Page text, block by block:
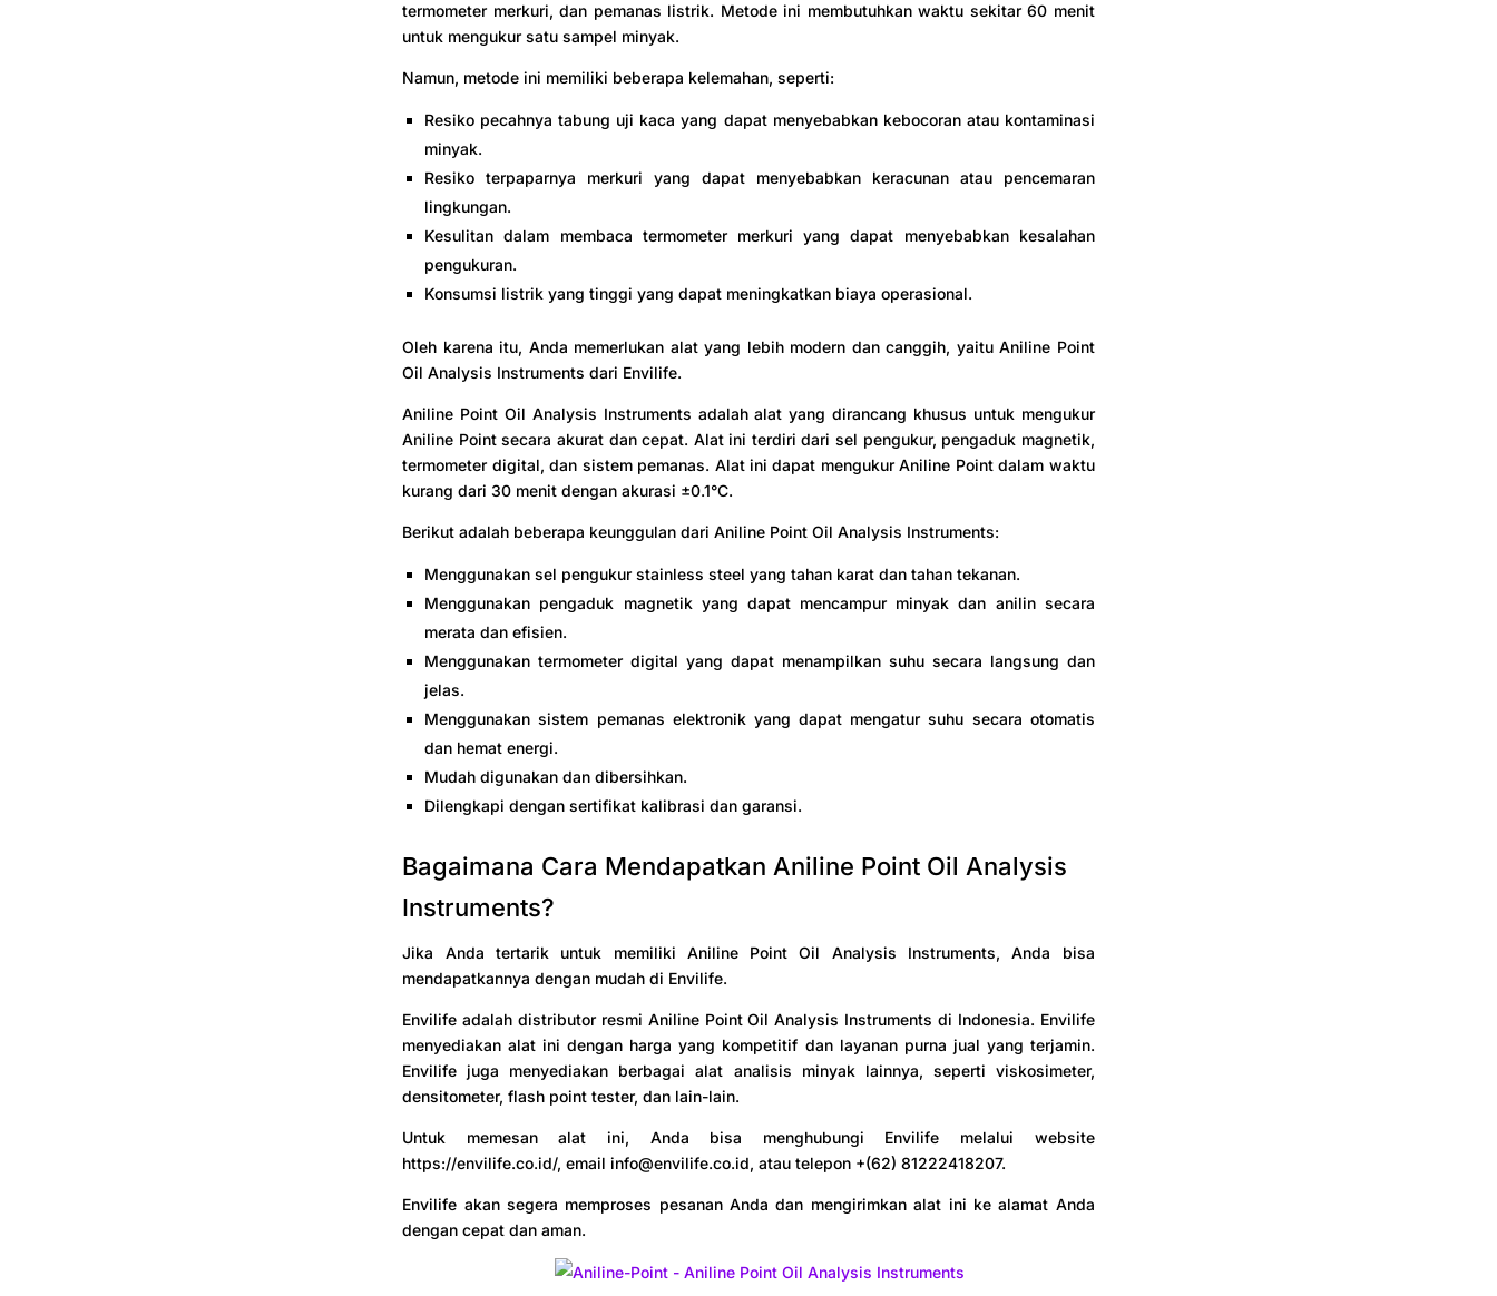
termometer merkuri, dan pemanas listrik. Metode ini membutuhkan waktu sekitar 60 menit
untuk mengukur satu sampel minyak.
Namun, metode ini memiliki beberapa kelemahan, seperti:
Resiko pecahnya tabung uji kaca yang dapat menyebabkan kebocoran atau kontaminasi
minyak.
Resiko terpaparnya merkuri yang dapat menyebabkan keracunan atau pencemaran
lingkungan.
Kesulitan dalam membaca termometer merkuri yang dapat menyebabkan kesalahan
pengukuran.
Konsumsi listrik yang tinggi yang dapat meningkatkan biaya operasional.
Oleh karena itu, Anda memerlukan alat yang lebih modern dan canggih, yaitu Aniline Point
Oil Analysis Instruments dari Envilife.
Aniline Point Oil Analysis Instruments adalah alat yang dirancang khusus untuk mengukur
Aniline Point secara akurat dan cepat. Alat ini terdiri dari sel pengukur, pengaduk magnetik,
termometer digital, dan sistem pemanas. Alat ini dapat mengukur Aniline Point dalam waktu
kurang dari 30 menit dengan akurasi ±0.1°C.
Berikut adalah beberapa keunggulan dari Aniline Point Oil Analysis Instruments:
Menggunakan sel pengukur stainless steel yang tahan karat dan tahan tekanan.
Menggunakan pengaduk magnetik yang dapat mencampur minyak dan anilin secara
merata dan efisien.
Menggunakan termometer digital yang dapat menampilkan suhu secara langsung dan
jelas.
Menggunakan sistem pemanas elektronik yang dapat mengatur suhu secara otomatis
dan hemat energi.
Mudah digunakan dan dibersihkan.
Dilengkapi dengan sertifikat kalibrasi dan garansi.
Bagaimana Cara Mendapatkan Aniline Point Oil Analysis
Instruments?
Jika Anda tertarik untuk memiliki Aniline Point Oil Analysis Instruments, Anda bisa
mendapatkannya dengan mudah di Envilife.
Envilife adalah distributor resmi Aniline Point Oil Analysis Instruments di Indonesia. Envilife
menyediakan alat ini dengan harga yang kompetitif dan layanan purna jual yang terjamin.
Envilife juga menyediakan berbagai alat analisis minyak lainnya, seperti viskosimeter,
densitometer, flash point tester, dan lain-lain.
Untuk memesan alat ini, Anda bisa menghubungi Envilife melalui website
https://envilife.co.id/, emailinfo@envilife.co.id, atau telepon +(62) 81222418207.
Envilife akan segera memproses pesanan Anda dan mengirimkan alat ini ke alamat Anda
dengan cepat dan aman.